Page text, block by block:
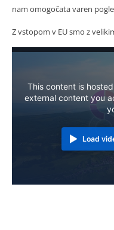
nam omogočata varen
Z vstopom v EU smo z
This content is
external content you
Load